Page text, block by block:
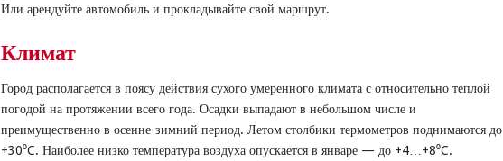
Или арендуйте автомобиль и прокладывайте свой маршрут.
Климат
Город располагается в поясу действия сухого умеренного климата с относительно теплой
погодой на протяжении всего года. Осадки выпадают в небольшом числе и
преимущественно в осенне-зимний период. Летом столбики термометров поднимаются до
+30⁰C. Наиболее низко температура воздуха опускается в январе — до +4…+8⁰C.